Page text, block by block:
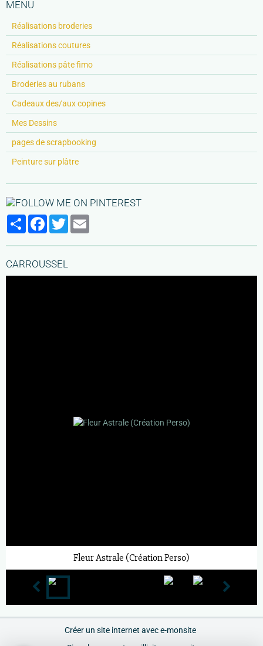
MENU
Réalisations broderies
Réalisations coutures
Réalisations pâte fimo
Broderies au rubans
Cadeaux des/aux copines
Mes Dessins
pages de scrapbooking
Peinture sur plâtre
PartagerFacebook
Twitter
CARROUSSEL
Fleur Astrale (Création Perso)
Créer un site internet avec e-monsite